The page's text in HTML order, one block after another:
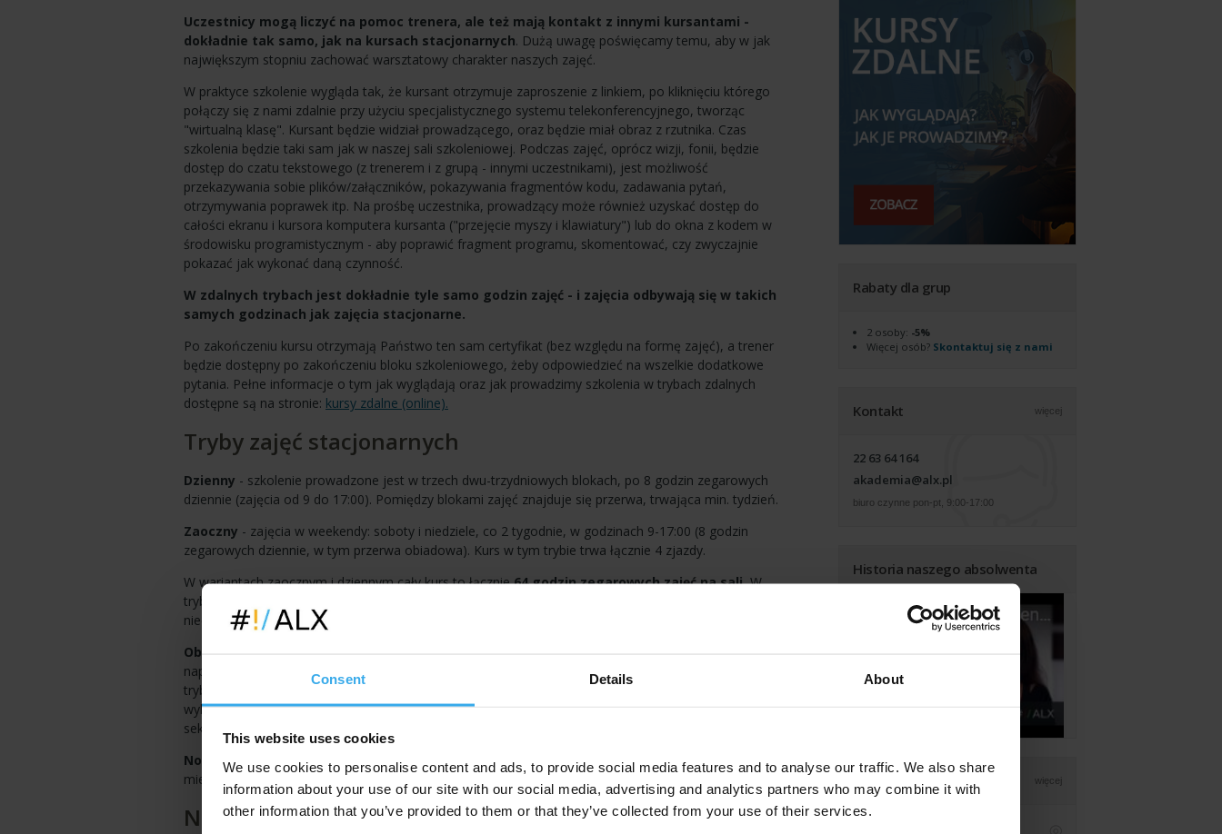
Consent Details About
This website uses cookies
We use cookies to personalise content and ads, to provide social media features and to analyse our traffic. We also share
information about your use of our site with our social media, advertising and analytics partners who may combine it with
other information that you’ve provided to them or that they’ve collected from your use of their services.
Uczestnicy mogą liczyć na pomoc trenera, ale też mają kontakt z innymi kursantami -
dokładnie tak samo, jak na kursach stacjonarnych. Dużą uwagę poświęcamy temu, aby w jak
największym stopniu zachować warsztatowy charakter naszych zajęć.
W praktyce szkolenie wygląda tak, że kursant otrzymuje zaproszenie z linkiem, po kliknięciu którego
połączy się z nami zdalnie przy użyciu specjalistycznego systemu telekonferencyjnego, tworząc
"wirtualną klasę". Kursant będzie widział prowadzącego, oraz będzie miał obraz z rzutnika. Czas
szkolenia będzie taki sam jak w naszej sali szkoleniowej. Podczas zajęć, oprócz wizji, fonii, będzie
dostęp do czatu tekstowego (z trenerem i z grupą - innymi uczestnikami), jest możliwość
przekazywania sobie plików/załączników, pokazywania fragmentów kodu, zadawania pytań,
otrzymywania poprawek itp. Na prośbę uczestnika, prowadzący może również uzyskać dostęp do
całości ekranu i kursora komputera kursanta ("przejęcie myszy i klawiatury") lub do okna z kodem w
środowisku programistycznym - aby poprawić fragment programu, skomentować, czy zwyczajnie
pokazać jak wykonać daną czynność.
W zdalnych trybach jest dokładnie tyle samo godzin zajęć - i zajęcia odbywają się w takich
samych godzinach jak zajęcia stacjonarne.
Po zakończeniu kursu otrzymają Państwo ten sam certyfikat (bez względu na formę zajęć), a trener
będzie dostępny po zakończeniu bloku szkoleniowego, żeby odpowiedzieć na wszelkie dodatkowe
pytania. Pełne informacje o tym jak wyglądają oraz jak prowadzimy szkolenia w trybach zdalnych
dostępne są na stronie: kursy zdalne (online).
Tryby zajęć stacjonarnych
Dzienny - szkolenie prowadzone jest w trzech dwu-trzydniowych blokach, po 8 godzin zegarowych
dziennie (zajęcia od 9 do 17:00). Pomiędzy blokami zajęć znajduje się przerwa, trwająca min. tydzień.
Zaoczny - zajęcia w weekendy: soboty i niedziele, co 2 tygodnie, w godzinach 9-17:00 (8 godzin
zegarowych dziennie, w tym przerwa obiadowa). Kurs w tym trybie trwa łącznie 4 zjazdy.
W wariantach zaocznym i dziennym cały kurs to łącznie64 godzin zegarowych zajęć na sali.W
trybie zaocznym kurs trwa ok. 2 miesięcy. Tryb dzienny jest najintensywniejszy - kurs kończy się po
nieco ponad miesiącu.
Obiady.
napoje. Oprócz tego dla chętnych istnieje możliwość wykupienia obiadów (z dostępnością zależną od
trybu szkolenia), w cenie 35 zł netto za obiad. Informacja, czy dla danej grupy jest możliwość
wykupienia obiadów, znajduje się na formularzu zgłoszeniowym on-line; udzielić jej również może nasz
sekretariat.
Noclegi.
Z myślą o licznej grupie słuchaczy dojeżdżających na zajęcia, w razie potrzeby można w tym
miejscu znaleźć informacje o najbliższych możliwych
noclegach
Najbliższe terminy:
Rabaty dla grup
2 osoby: -5%
Więcej osób? Skontaktuj się z nami
Kontakt więcej
22 63 64 164
akademia@alx.pl
biuro czynne pon-pt, 9:00-17:00
Historia naszego absolwenta
Lokalizacje więcej